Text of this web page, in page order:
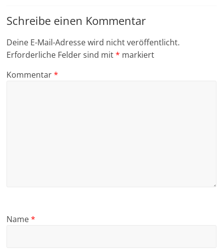
Schreibe einen Kommentar
Deine E-Mail-Adresse wird nicht veröffentlicht.
Erforderliche Felder sind mit* markiert
Kommentar*
Name*